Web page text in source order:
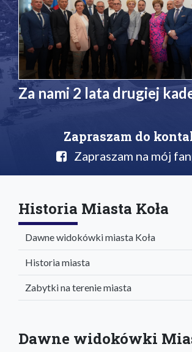
Za nami 2 lata drugiej
Zapraszam do
Zapraszam na mój
Historia Miasta Koła
Dawne widokówki miasta Koła
Historia miasta
Zabytki na terenie miasta
Dawne widokówki